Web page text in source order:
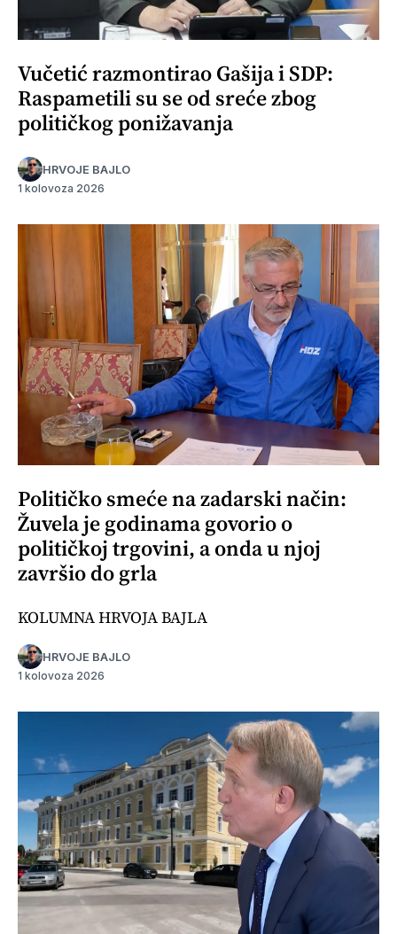
Vučetić razmontirao Gašija i SDP:
Raspametili su se od sreće zbog
političkog ponižavanja
HRVOJE BAJLO
1 kolovoza 2026
Političko smeće na zadarski način:
Žuvela je godinama govorio o
političkoj trgovini, a onda u njoj
završio do grla
KOLUMNA HRVOJA BAJLA
HRVOJE BAJLO
1 kolovoza 2026